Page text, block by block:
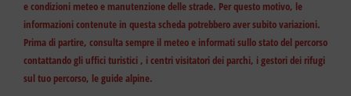
e condizioni meteo e manutenzione delle strade. Per questo motivo, le
informazioni contenute in questa scheda potrebbero aver subito variazioni.
Prima di partire, consulta sempre il meteo e informati sullo stato del percorso
contattando gli uffici turistici , i centri visitatori dei parchi, i gestori dei rifugi
sul tuo percorso, le guide alpine.